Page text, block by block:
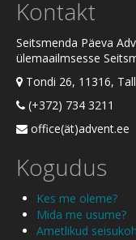
Kontakt
Seitsmenda Päeva
ülemaailmsesse
Tondi 26, 11316,
(+372) 734 3211
office(ät)advent.ee
Kogudus
Kes me oleme?
Mida me usume?
Ametlikud